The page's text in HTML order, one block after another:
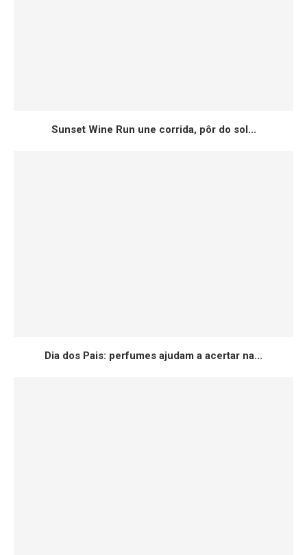
Sunset Wine Run une corrida, pôr do sol...
Dia dos Pais: perfumes ajudam a acertar na...